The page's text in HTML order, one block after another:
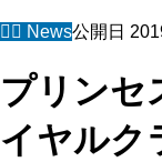
🧜‍♀️ News公開日
プリンセ
イヤルク